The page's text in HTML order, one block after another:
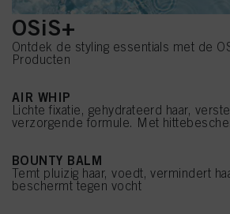
OSiS+
Ontdek de styling essentials met de
Producten
AIR WHIP
Lichte fixatie, gehydrateerd haar,
verzorgende formule. Met
BOUNTY BALM
Temt pluizig haar, voedt, vermindert
beschermt tegen vocht